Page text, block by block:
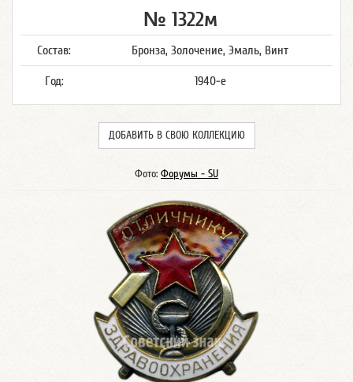
№ 1322м
Состав: Бронза, Золочение, Эмаль, Винт
Год: 1940-е
ДОБАВИТЬ В СВОЮ КОЛЛЕКЦИЮ
Фото: Форумы - SU